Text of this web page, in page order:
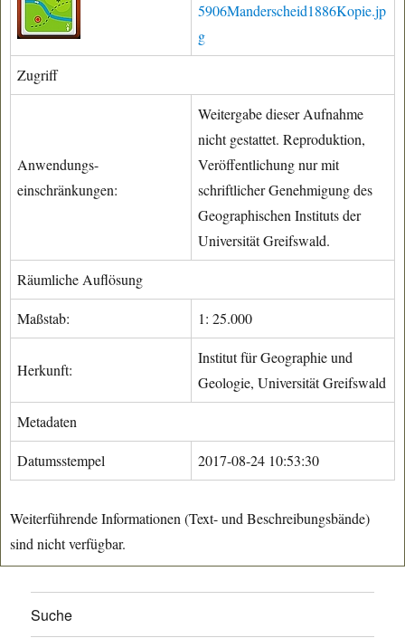
5906Manderscheid1886Kopie.jp
g
Zugriff
Anwendungs-
einschränkungen:
Weitergabe dieser Aufnahme
nicht gestattet. Reproduktion,
Veröffentlichung nur mit
schriftlicher Genehmigung des
Geographischen Instituts der
Universität Greifswald.
Räumliche Auflösung
Maßstab: 1: 25.000
Herkunft:
Institut für Geographie und
Geologie, Universität Greifswald
Metadaten
Datumsstempel 2017-08-24 10:53:30
Weiterführende Informationen (Text- und Beschreibungsbände)
sind nicht verfügbar.
Suche